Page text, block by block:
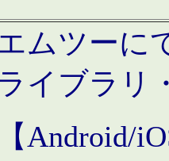
ムツーに
イブラリ
Android/